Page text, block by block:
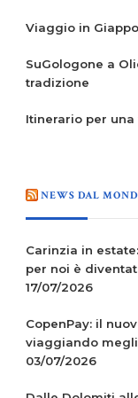
Viaggio in
SuGologone a
tradizione
Itinerario per
NEWS DAL
Carinzia in
per noi è
17/07/2026
CopenPay: il
viaggiando
03/07/2026